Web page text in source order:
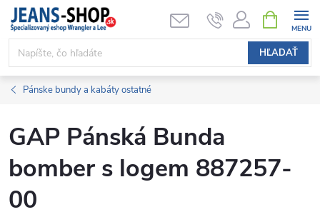
Prejsť
obsah
HĽADAŤ
KOŠÍK
Pánske bundy a kabáty ostatné
GAP Pánská Bunda
bomber s logem 887257-
00